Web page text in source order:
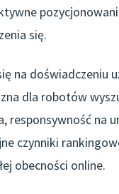
się.
na doświadczeniu
dla robotów
responsywność na
czynniki
obecności online.